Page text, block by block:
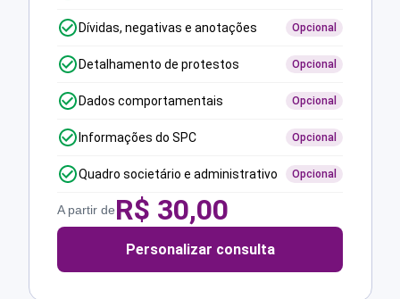
Dívidas, negativas e anotações Opcional
Detalhamento de protestos Opcional
Dados comportamentais Opcional
Informações do SPC Opcional
Quadro societário e administrativo Opcional
A partir deR$ 30,00
Personalizar consulta